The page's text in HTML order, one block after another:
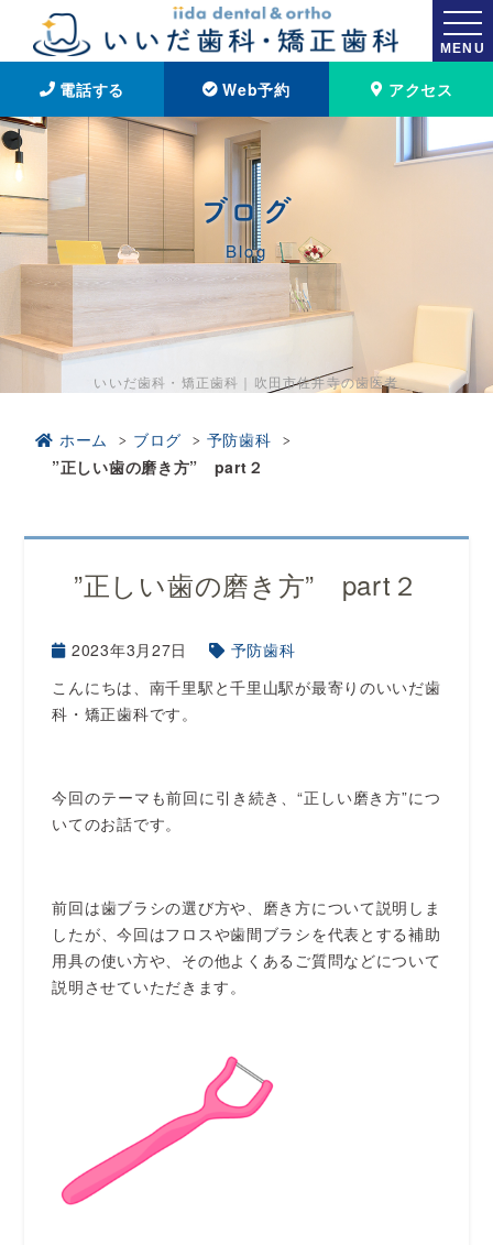
MENU
電話する Web予約 アクセス
ブログ
Blog
いいだ歯科・矯正歯科｜吹田市佐井寺の歯医者
ホーム ブログ
予防歯科
”正しい歯の磨き方” part２
”正しい歯の磨き方” part２
2023年3月27日
予防歯科
こんにちは、南千里駅と千里山駅が最寄りのいいだ歯
科・矯正歯科です。
今回のテーマも前回に引き続き、“正しい磨き方”につ
いてのお話です。
前回は歯ブラシの選び方や、磨き方について説明しま
したが、今回はフロスや歯間ブラシを代表とする補助
用具の使い方や、その他よくあるご質問などについて
説明させていただきます。